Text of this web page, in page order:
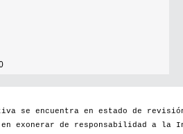
se encuentra en estado de
en exonerar de responsabilidad a la